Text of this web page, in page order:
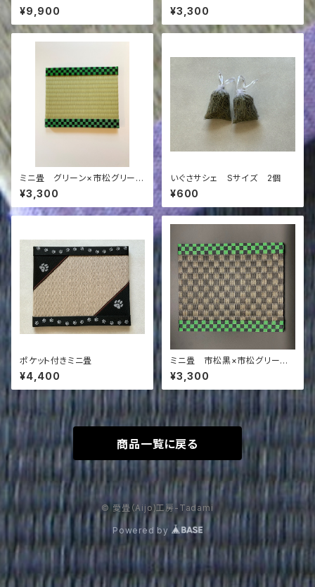
ﾄｸﾞﾚー×くすみカラー(ドット)
¥9,900
あと
¥3,300
ミニ畳 グリーン×市松グリーン
&黒
¥3,300
いぐさサシェ Sサイズ 2個
¥600
ポケット付きミニ畳
¥4,400
ミニ畳 市松黒×市松グリーン
＆黒
¥3,300
商品一覧に戻る
© 愛畳（Aijo)工房-Tadami
Powered by